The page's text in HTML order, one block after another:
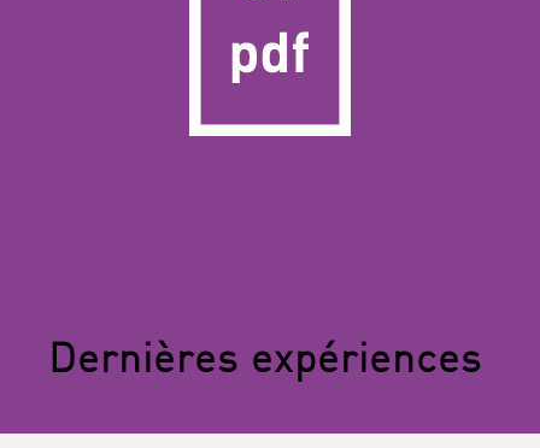
Dernières expériences